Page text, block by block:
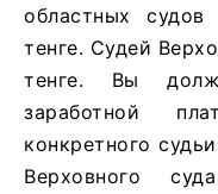
областных
тенге. Судей
тенге. Вы
заработной
конкретного
Верховного